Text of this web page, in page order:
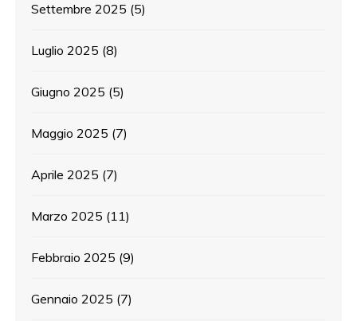
Settembre 2025 (5)
Luglio 2025 (8)
Giugno 2025 (5)
Maggio 2025 (7)
Aprile 2025 (7)
Marzo 2025 (11)
Febbraio 2025 (9)
Gennaio 2025 (7)